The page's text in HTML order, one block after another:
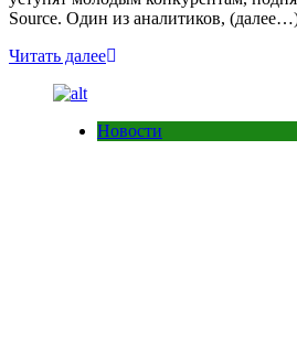
Source. Один из аналитиков,
Читать далее
Новости